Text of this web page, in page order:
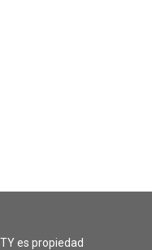
es propiedad